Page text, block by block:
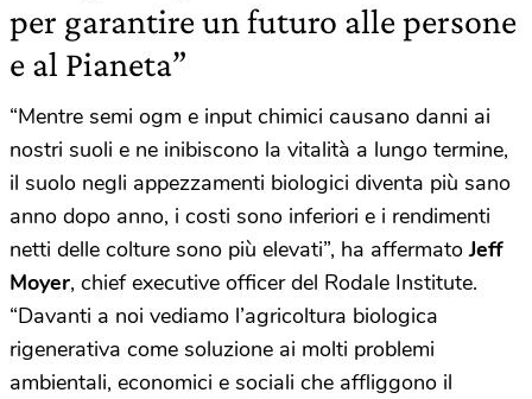
per garantire un futuro alle persone
e al Pianeta”
“Mentre semi ogm e input chimici causano danni ai
nostri suoli e ne inibiscono la vitalità a lungo termine,
il suolo negli appezzamenti biologici diventa più sano
anno dopo anno, i costi sono inferiori e i rendimenti
netti delle colture sono più elevati”, ha affermatoJeff
Moyer, chief executive officer del Rodale Institute.
“Davanti a noi vediamo l’agricoltura biologica
rigenerativa come soluzione ai molti problemi
ambientali, economici e sociali che affliggono il